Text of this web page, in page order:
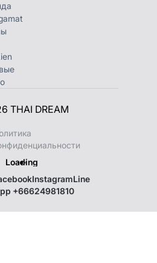
THAI DREAM
Loading
InstagramLine
+66624981810